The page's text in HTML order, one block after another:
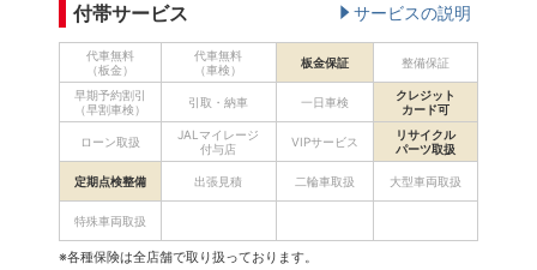
付帯サービス サービスの説明
代車無料
（板金）
代車無料
（車検）
板金保証 整備保証
早期予約割引
（早割車検）
引取・納車 一日車検
クレジット
カード可
ローン取扱
JALマイレージ
付与店
VIPサービス
リサイクル
パーツ取扱
定期点検整備 出張見積 二輪車取扱 大型車両取扱
特殊車両取扱
※各種保険は全店舗で取り扱っております。